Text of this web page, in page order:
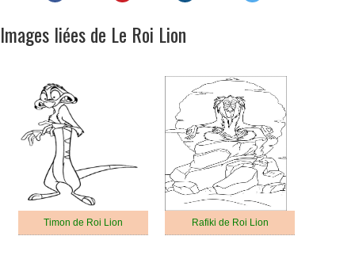
Images liées de Le Roi Lion
Timon de Roi Lion Rafiki de Roi Lion